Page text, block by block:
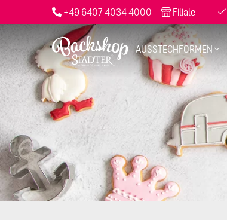
+49 6407 4034 4000 Filiale
AUSSTECHFORMEN